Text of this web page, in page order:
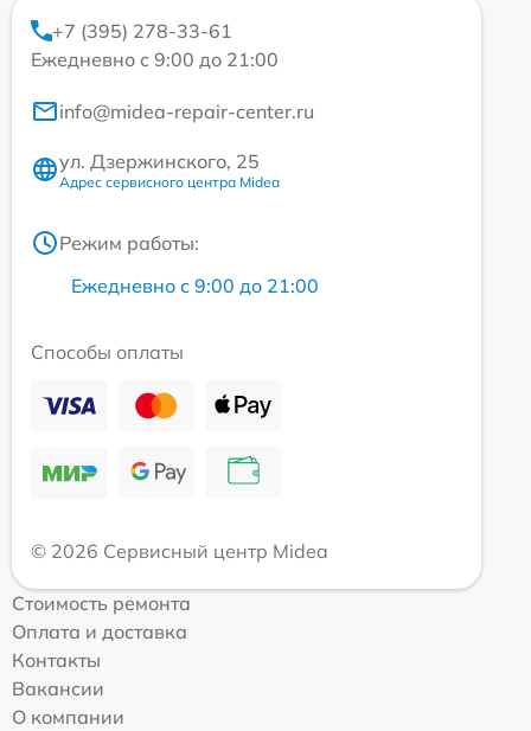
+7 (395) 278-33-61
Ежедневно с 9:00 до 21:00
info@midea-repair-center.ru
ул. Дзержинского, 25
Адрес сервисного центра Midea
Режим работы:
Ежедневно с 9:00 до 21:00
Способы оплаты
© 2026 Сервисный центр Midea
Стоимость ремонта
Оплата и доставка
Контакты
Вакансии
О компании